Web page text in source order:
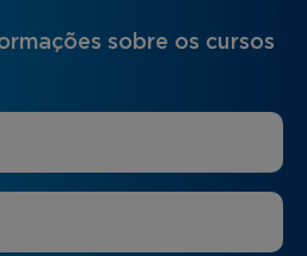
sobre os cursos